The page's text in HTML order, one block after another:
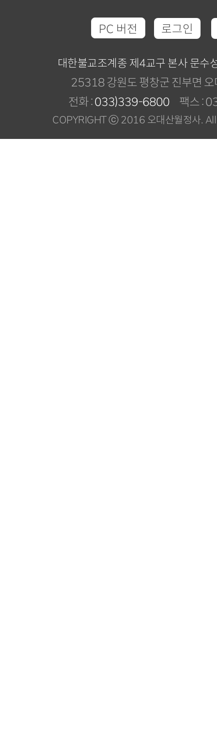
PC 버전 로그인
대한불교조계종 제4교구 본사 문수
25318 강원도 평창군 진부면
전화 :033)339-6800 팩스 :
COPYRIGHT ⓒ 2016 오대산월정사.